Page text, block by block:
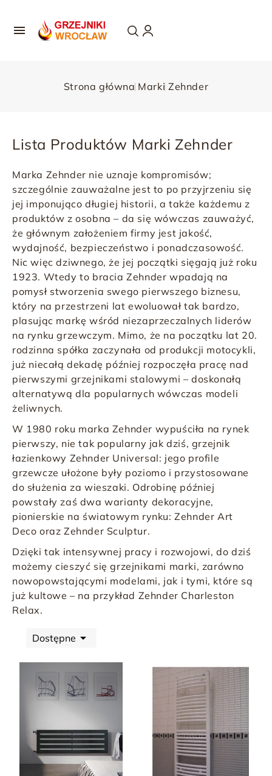

Strona główna Marki Zehnder
Lista Produktów Marki Zehnder
Marka Zehnder nie uznaje kompromisów;
szczególnie zauważalne jest to po przyjrzeniu się
jej imponująco długiej historii, a także każdemu z
produktów z osobna – da się wówczas zauważyć,
że głównym założeniem firmy jest jakość,
wydajność, bezpieczeństwo i ponadczasowość.
Nic więc dziwnego, że jej początki sięgają już roku
1923. Wtedy to braciaZehnder wpadają na
pomysł stworzenia swego pierwszego biznesu,
który na przestrzeni lat ewoluował tak bardzo,
plasując markę wśród niezaprzeczalnych liderów
na rynku grzewczym. Mimo, że na początku lat 20.
rodzinna spółka zaczynała od produkcji motocykli,
już niecałą dekadę później rozpoczęła pracę nad
pierwszymi grzejnikami stalowymi – doskonałą
alternatywą dla popularnych wówczas modeli
żeliwnych.
W 1980 roku marka Zehnder wypuściła na rynek
pierwszy, nie tak popularny jak dziś, grzejnik
łazienkowy Zehnder Universal: jego profile
grzewcze ułożone były poziomo i przystosowane
do służenia za wieszaki. Odrobinę później
powstały zaś dwa warianty dekoracyjne,
pionierskie na światowym rynku:Zehnder Art
Deco oraz Zehnder Sculptur.
Dzięki tak intensywnej pracy i rozwojowi, do dziś
możemy cieszyć sięgrzejnikami marki, zarówno
nowopowstającymi modelami, jak i tymi, które są
już kultowe – na przykład Zehnder Charleston
Relax.
Dostępne 